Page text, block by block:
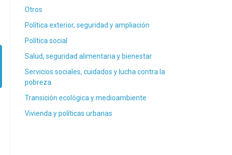
Otros
Política exterior, seguridad y ampliación
Política social
Salud, seguridad alimentaria y bienestar
Servicios sociales, cuidados y lucha contra la
pobreza
Transición ecológica y medioambiente
Vivienda y políticas urbanas